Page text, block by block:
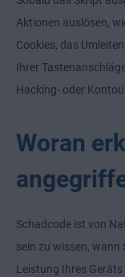
Aktionen auslösen,
Cookies, das
Ihrer
Hacking- oder
Woran
Schadcode ist von
sein zu wissen, wann
Leistung Ihres